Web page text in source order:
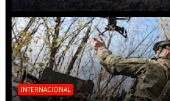
INTERNACIONAL